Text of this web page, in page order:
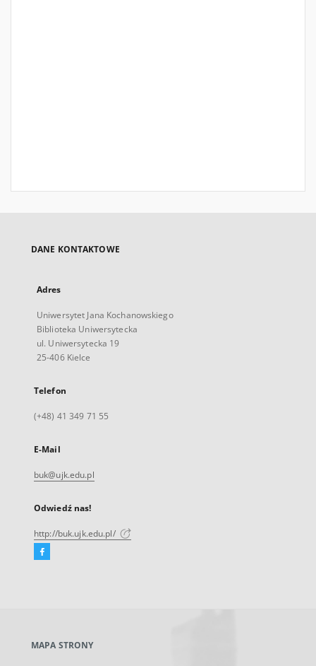
DANE KONTAKTOWE
Adres
Uniwersytet Jana Kochanowskiego
Biblioteka Uniwersytecka
ul. Uniwersytecka 19
25-406 Kielce
Telefon
(+48) 41 349 71 55
E-Mail
buk@ujk.edu.pl
Odwiedź nas!
http://buk.ujk.edu.pl/
Facebook
karcie
MAPA STRONY